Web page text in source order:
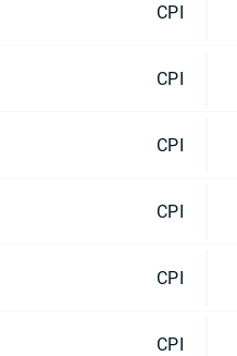
CPI
CPI
CPI
CPI
CPI
CPI